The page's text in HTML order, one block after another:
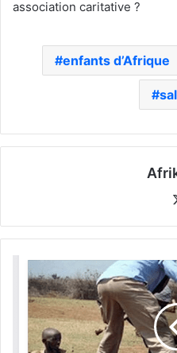
association caritative ?
enfants d’Afrique